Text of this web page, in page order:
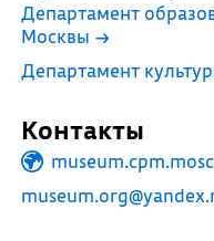
Департамент
Москвы →
Департамент
Контакты